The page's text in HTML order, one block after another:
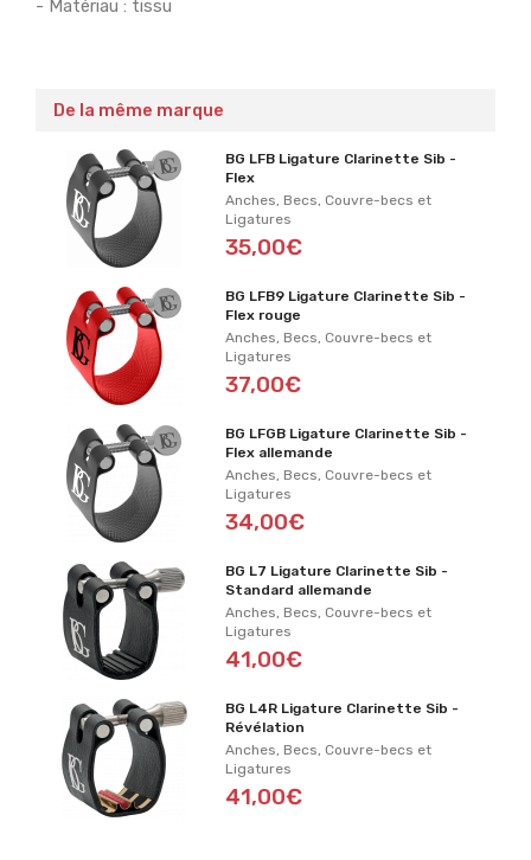
- Matériau : tissu
De la même marque
BG LFB Ligature Clarinette Sib -
Flex
Anches, Becs, Couvre-becs et
Ligatures
35,00€
BG LFB9 Ligature Clarinette Sib -
Flex rouge
Anches, Becs, Couvre-becs et
Ligatures
37,00€
BG LFGB Ligature Clarinette Sib -
Flex allemande
Anches, Becs, Couvre-becs et
Ligatures
34,00€
BG L7 Ligature Clarinette Sib -
Standard allemande
Anches, Becs, Couvre-becs et
Ligatures
41,00€
BG L4R Ligature Clarinette Sib -
Révélation
Anches, Becs, Couvre-becs et
Ligatures
41,00€